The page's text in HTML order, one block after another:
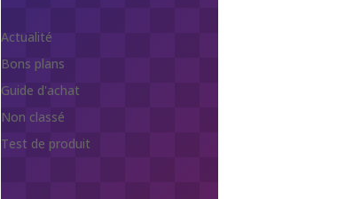
Actualité
Bons plans
Guide d'achat
Non classé
Test de produit